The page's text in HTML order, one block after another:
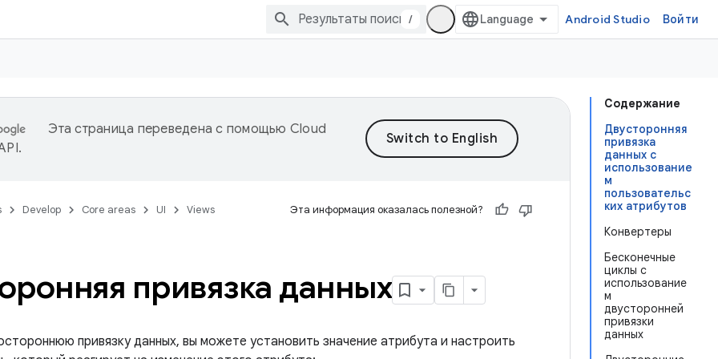
/ Android Studio Войти
Содержание
Двусторонняя
привязка
данных с
использование
м
пользовательс
ких атрибутов
Конвертеры
Бесконечные
циклы с
использование
м
двусторонней
привязки
данных
Эта страница переведена с помощью Cloud
.
Develop Core areas UI Views Эта информация оказалась полезной?
привязка данных
привязку данных, вы можете установить значение атрибута и настроить